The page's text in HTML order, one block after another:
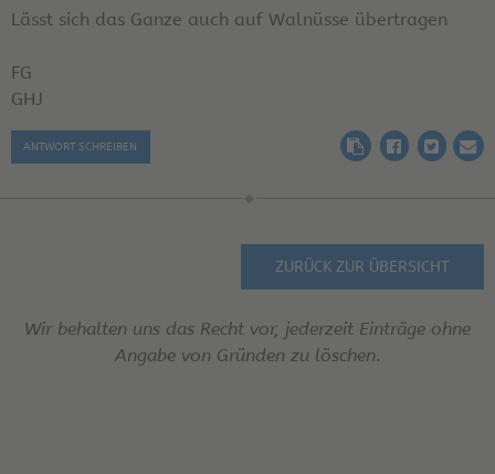
Lässt sich das Ganze auch auf Walnüsse übertragen
FG
GHJ
ANTWORT SCHREIBEN
ZURÜCK ZUR ÜBERSICHT
Wir behalten uns das Recht vor, jederzeit Einträge ohne
Angabe von Gründen zu löschen.